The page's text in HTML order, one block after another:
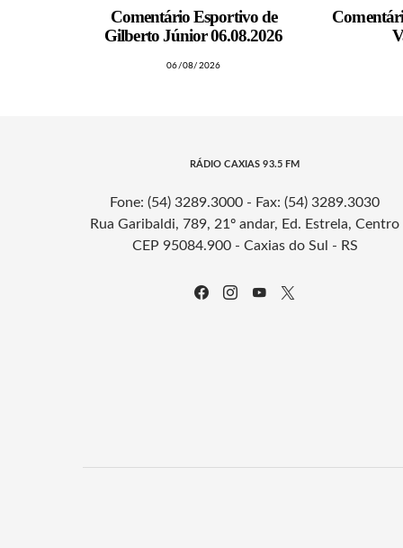
Comentário Esportivo de
Gilberto Júnior 06.08.2026
06/08/2026
RÁDIO CAXIAS 93.5 FM
Fone: (54) 3289.3000 - Fax: (54) 3289.3030
Rua Garibaldi, 789, 21º andar, Ed. Estrela, Centro
CEP 95084.900 - Caxias do Sul - RS